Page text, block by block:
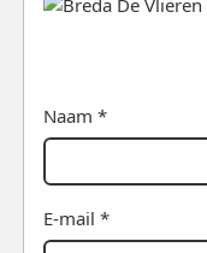
Naam *
E-mail *